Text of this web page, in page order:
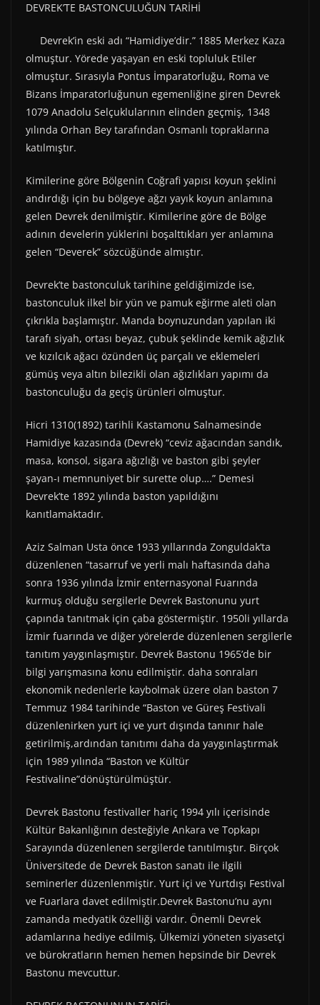
DEVREK’TE BASTONCULUĞUN TARİHİ
Devrek’in eski adı “Hamidiye’dir.” 1885 Merkez Kaza
olmuştur. Yörede yaşayan en eski topluluk Etiler
olmuştur. Sırasıyla Pontus İmparatorluğu, Roma ve
Bizans İmparatorluğunun egemenliğine giren Devrek
1079 Anadolu Selçuklularının elinden geçmiş, 1348
yılında Orhan Bey tarafından Osmanlı topraklarına
katılmıştır.
Kimilerine göre Bölgenin Coğrafi yapısı koyun şeklini
andırdığı için bu bölgeye ağzı yayık koyun anlamına
gelen Devrek denilmiştir. Kimilerine göre de Bölge
adının develerin yüklerini boşalttıkları yer anlamına
gelen “Deverek” sözcüğünde almıştır.
Devrek’te bastonculuk tarihine geldiğimizde ise,
bastonculuk ilkel bir yün ve pamuk eğirme aleti olan
çıkrıkla başlamıştır. Manda boynuzundan yapılan iki
tarafı siyah, ortası beyaz, çubuk şeklinde kemik ağızlık
ve kızılcık ağacı özünden üç parçalı ve eklemeleri
gümüş veya altın bilezikli olan ağızlıkları yapımı da
bastonculuğu da geçiş ürünleri olmuştur.
Hicri 1310(1892) tarihli Kastamonu Salnamesinde
Hamidiye kazasında (Devrek) “ceviz ağacından sandık,
masa, konsol, sigara ağızlığı ve baston gibi şeyler
şayan-ı memnuniyet bir surette olup….” Demesi
Devrek’te 1892 yılında baston yapıldığını
kanıtlamaktadır.
Aziz Salman Usta önce 1933 yıllarında Zonguldak’ta
düzenlenen “tasarruf ve yerli malı haftasında daha
sonra 1936 yılında İzmir enternasyonal Fuarında
kurmuş olduğu sergilerle Devrek Bastonunu yurt
çapında tanıtmak için çaba göstermiştir. 1950li yıllarda
İzmir fuarında ve diğer yörelerde düzenlenen sergilerle
tanıtım yaygınlaşmıştır. Devrek Bastonu 1965’de bir
bilgi yarışmasına konu edilmiştir. daha sonraları
ekonomik nedenlerle kaybolmak üzere olan baston 7
Temmuz 1984 tarihinde “Baston ve Güreş Festivali
düzenlenirken yurt içi ve yurt dışında tanınır hale
getirilmiş,ardından tanıtımı daha da yaygınlaştırmak
için 1989 yılında “Baston ve Kültür
Festivaline”dönüştürülmüştür.
Devrek Bastonu festivaller hariç 1994 yılı içerisinde
Kültür Bakanlığının desteğiyle Ankara ve Topkapı
Sarayında düzenlenen sergilerde tanıtılmıştır. Birçok
Üniversitede de Devrek Baston sanatı ile ilgili
seminerler düzenlenmiştir. Yurt içi ve Yurtdışı Festival
ve Fuarlara davet edilmiştir.Devrek Bastonu’nu aynı
zamanda medyatik özelliği vardır. Önemli Devrek
adamlarına hediye edilmiş, Ülkemizi yöneten siyasetçi
ve bürokratların hemen hemen hepsinde bir Devrek
Bastonu mevcuttur.